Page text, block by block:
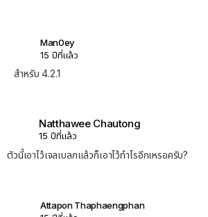
Man0ey
15 ปีที่แล้ว
สำหรับ 4.2.1
Natthawee Chautong
15 ปีที่แล้ว
ตัวนี้เอาไว้เจลเบลกแล้วก็เอาไว้ทำไรอีกเหรอครับ?
Attapon Thaphaengphan